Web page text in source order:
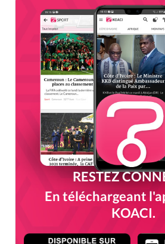
RESTEZ
En téléchargeant
KOACI.